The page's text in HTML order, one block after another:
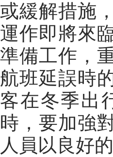
或緩解措施
運作即將來
準備工作，
航班延誤時
客在冬季出
時，要加強
人員以良好